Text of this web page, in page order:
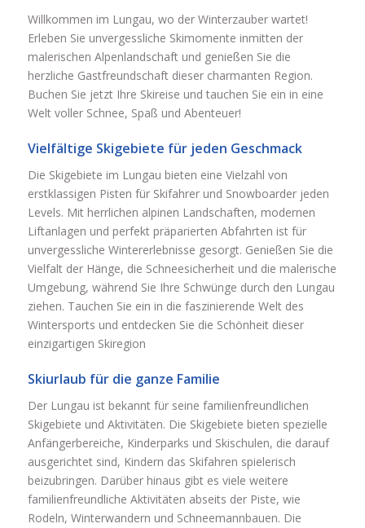
Willkommen im Lungau, wo der Winterzauber wartet!
Erleben Sie unvergessliche Skimomente inmitten der
malerischen Alpenlandschaft und genießen Sie die
herzliche Gastfreundschaft dieser charmanten Region.
Buchen Sie jetzt Ihre Skireise und tauchen Sie ein in eine
Welt voller Schnee, Spaß und Abenteuer!
Vielfältige Skigebiete für jeden Geschmack
Die Skigebiete im Lungau bieten eine Vielzahl von
erstklassigen Pisten für Skifahrer und Snowboarder jeden
Levels. Mit herrlichen alpinen Landschaften, modernen
Liftanlagen und perfekt präparierten Abfahrten ist für
unvergessliche Wintererlebnisse gesorgt. Genießen Sie die
Vielfalt der Hänge, die Schneesicherheit und die malerische
Umgebung, während Sie Ihre Schwünge durch den Lungau
ziehen. Tauchen Sie ein in die faszinierende Welt des
Wintersports und entdecken Sie die Schönheit dieser
einzigartigen Skiregion
Skiurlaub für die ganze Familie
Der Lungau ist bekannt für seine familienfreundlichen
Skigebiete und Aktivitäten. Die Skigebiete bieten spezielle
Anfängerbereiche, Kinderparks und Skischulen, die darauf
ausgerichtet sind, Kindern das Skifahren spielerisch
beizubringen. Darüber hinaus gibt es viele weitere
familienfreundliche Aktivitäten abseits der Piste, wie
Rodeln, Winterwandern und Schneemannbauen. Die